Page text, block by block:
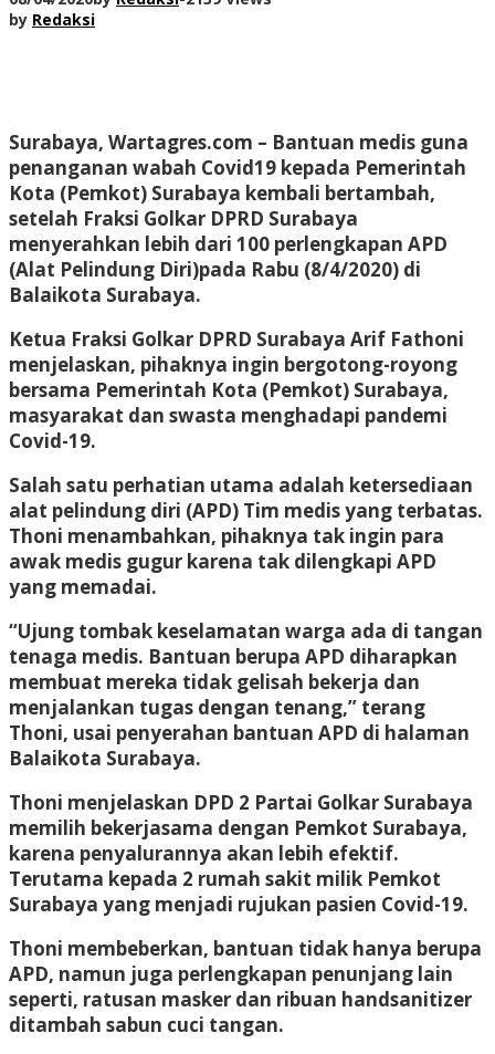
by Redaksi
Surabaya, Wartagres.com – Bantuan medis guna
penanganan wabah Covid19 kepada Pemerintah
Kota (Pemkot) Surabaya kembali bertambah,
setelah Fraksi Golkar DPRD Surabaya
menyerahkan lebih dari 100 perlengkapan APD
(Alat Pelindung Diri)pada Rabu (8/4/2020) di
Balaikota Surabaya.
Ketua Fraksi Golkar DPRD Surabaya Arif Fathoni
menjelaskan, pihaknya ingin bergotong-royong
bersama Pemerintah Kota (Pemkot) Surabaya,
masyarakat dan swasta menghadapi pandemi
Covid-19.
Salah satu perhatian utama adalah ketersediaan
alat pelindung diri (APD) Tim medis yang terbatas.
Thoni menambahkan, pihaknya tak ingin para
awak medis gugur karena tak dilengkapi APD
yang memadai.
“Ujung tombak keselamatan warga ada di tangan
tenaga medis. Bantuan berupa APD diharapkan
membuat mereka tidak gelisah bekerja dan
menjalankan tugas dengan tenang,” terang
Thoni, usai penyerahan bantuan APD di halaman
Balaikota Surabaya.
Thoni menjelaskan DPD 2 Partai Golkar Surabaya
memilih bekerjasama dengan Pemkot Surabaya,
karena penyalurannya akan lebih efektif.
Terutama kepada 2 rumah sakit milik Pemkot
Surabaya yang menjadi rujukan pasien Covid-19.
Thoni membeberkan, bantuan tidak hanya berupa
APD, namun juga perlengkapan penunjang lain
seperti, ratusan masker dan ribuan handsanitizer
ditambah sabun cuci tangan.